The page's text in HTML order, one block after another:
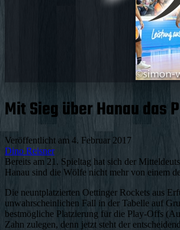
Mit Sieg über Hanau das
Veröffentlicht am 4. Februar 2017
Dino Reisner
Bereits am 21. Spieltag hat sich der
Hanau sind die Wölfe nicht mehr von einem
Die neuntplatzierten Oettinger Rockets aus
unwahrscheinlichen Fall in der Tabelle auf
bestmögliche Platzierung für die Play-Offs
Zahn zulegen, denn jetzt steht der